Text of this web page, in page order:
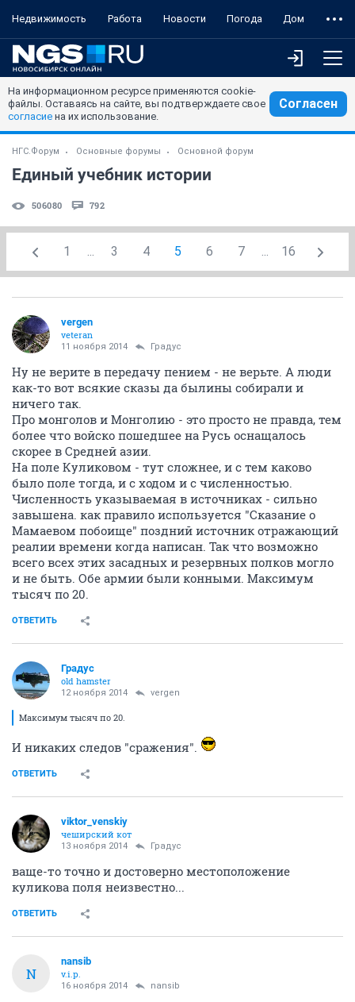
Недвижимость Работа Новости Погода Дом
На информационном ресурсе применяются cookie-
файлы. Оставаясь на сайте, вы подтверждаете свое
согласие на их использование.
Согласен
НГС.Форум Основные форумы Основной форум
Единый учебник истории
506080 792
1 ... 3 4 5 6 7 ... 16
vergen
veteran
11 ноября 2014 Градус
Ну не верите в передачу пением - не верьте. А люди
как-то вот всякие сказы да былины собирали и
ничего так.
Про монголов и Монголию - это просто не правда, тем
более что войско пошедшее на Русь оснащалось
скорее в Средней азии.
На поле Куликовом - тут сложнее, и с тем каково
было поле тогда, и с ходом и с численностью.
Численность указываемая в источниках - сильно
завышена. как правило используется "Сказание о
Мамаевом побоище" поздний источник отражающий
реалии времени когда написан. Так что возможно
всего всех этих засадных и резервных полков могло
и не быть. Обе армии были конными. Максимум
тысяч по 20.
ОТВЕТИТЬ
Градус
old hamster
12 ноября 2014 vergen
Максимум тысяч по 20.
И никаких следов "сражения".
ОТВЕТИТЬ
viktor_venskiy
чеширский кот
13 ноября 2014 Градус
ваще-то точно и достоверно местоположение
куликова поля неизвестно...
ОТВЕТИТЬ
N
nansib
v.i.p.
16 ноября 2014 nansib